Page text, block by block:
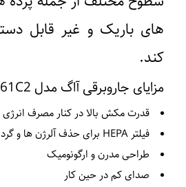
های باریک و غیر قابل
کند.
مزایای جاروبرقی آاگ مدل AB61C2:
قدرت مکش بالا در کنار مصرف انرژی
فیلتر HEPA برای حذف آلرژن‌ ها و گرد و غبار
طراحی مدرن و ارگونومیک
صدای کم در حین کار